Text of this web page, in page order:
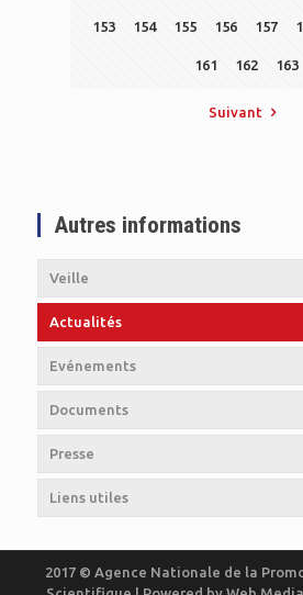
153 154 155 156 157
161 162 163
Suivant
Autres informations
Veille
Actualités
Evénements
Documents
Presse
Liens utiles
2017 © Agence Nationale de la